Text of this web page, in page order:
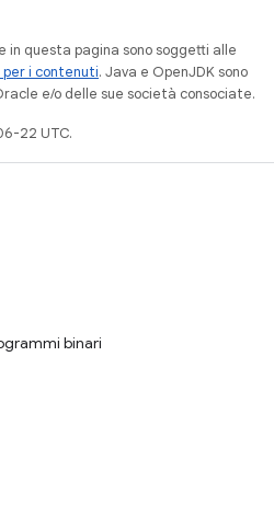
in questa pagina sono soggetti alle
i contenuti. Java e OpenJDK sono
e/o delle sue società consociate.
22 UTC.
binari